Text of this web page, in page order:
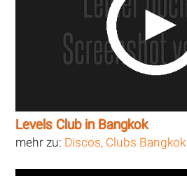
Levels Club in Bangkok
mehr zu: Discos, Clubs Bangkok